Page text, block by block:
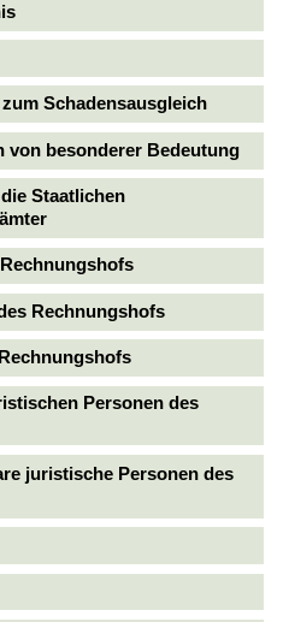
Schadensausgleich
von besonderer Bedeutung
Staatlichen
Rechnungshofs
Personen des
juristische Personen des